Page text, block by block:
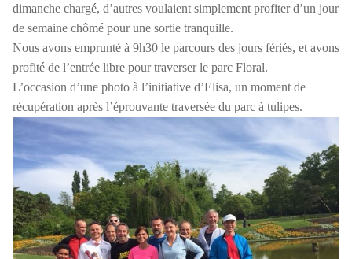
dimanche chargé, d’autres voulaient simplement profiter d’un jour
de semaine chômé pour une sortie tranquille.
Nous avons emprunté à 9h30 le parcours des jours fériés, et avons
profité de l’entrée libre pour traverser le parc Floral.
L’occasion d’une photo à l’initiative d’Elisa, un moment de
récupération après l’éprouvante traversée du parc à tulipes.